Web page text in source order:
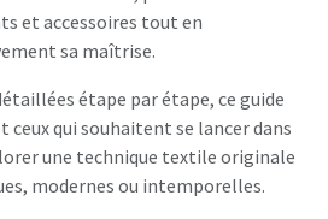
et accessoires tout en
sa maîtrise.
étape par étape, ce guide
qui souhaitent se lancer dans
une technique textile originale
modernes ou intemporelles.